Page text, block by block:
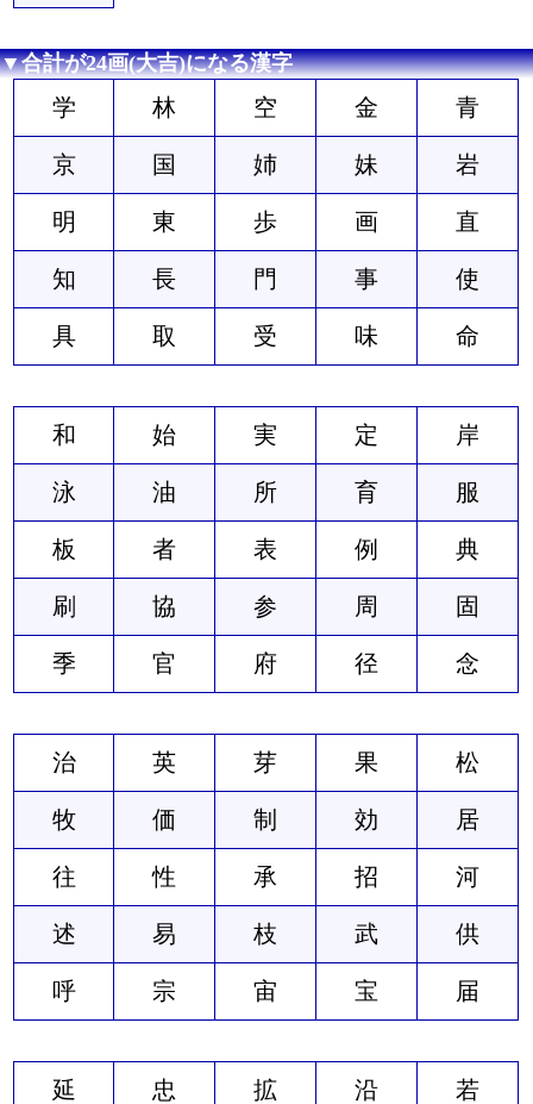
▼合計が24画(大吉)になる漢字
学 林 空 金 青
京 国 姉 妹 岩
明 東 歩 画 直
知 長 門 事 使
具 取 受 味 命
和 始 実 定 岸
泳 油 所 育 服
板 者 表 例 典
刷 協 参 周 固
季 官 府 径 念
治 英 芽 果 松
牧 価 制 効 居
往 性 承 招 河
述 易 枝 武 供
呼 宗 宙 宝 届
延 忠 拡 沿 若